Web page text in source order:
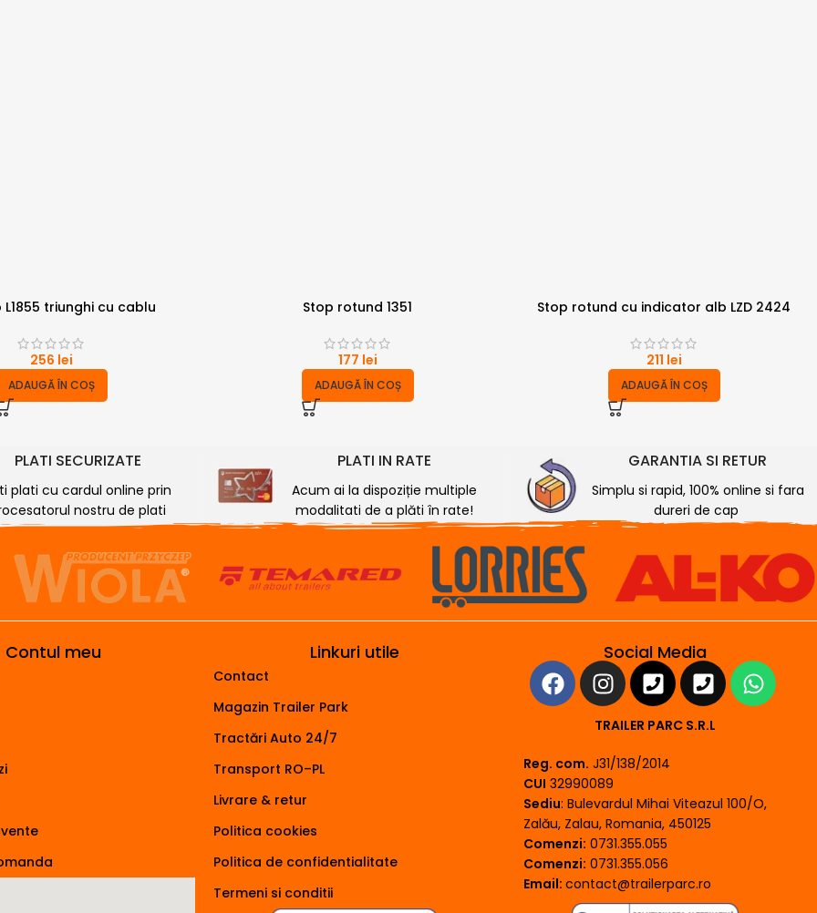
L1855 triunghi cu cablu
256 lei
ADAUGĂ ÎN COȘ
Stop rotund 1351
177 lei
ADAUGĂ ÎN COȘ
Stop rotund cu indicator alb LZD 2424
211 lei
ADAUGĂ ÎN COȘ
PLATI SECURIZATE
plati cu cardul online prin
nostru de plati
PLATI IN RATE
Acum ai la dispoziție multiple
modalitati de a plăti în rate!
GARANTIA SI RETUR
Simplu si rapid, 100% online si fara
dureri de cap
Contul meu Linkuri utile
Contact
Magazin Trailer Park
Tractări Auto 24/7
Transport RO–PL
Livrare & retur
Politica cookies
Politica de confidentialitate
Termeni si conditii
Social Media
TRAILER PARC S.R.L
Reg. com. J31/138/2014
CUI 32990089
Sediu: Bulevardul Mihai Viteazul 100/O,
Zalău, Zalau, Romania, 450125
Comenzi: 0731.355.055
Comenzi: 0731.355.056
Email: contact@trailerparc.ro